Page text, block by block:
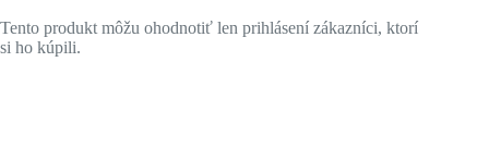
Tento produkt môžu ohodnotiť len prihlásení zákazníci, ktorí
si ho kúpili.